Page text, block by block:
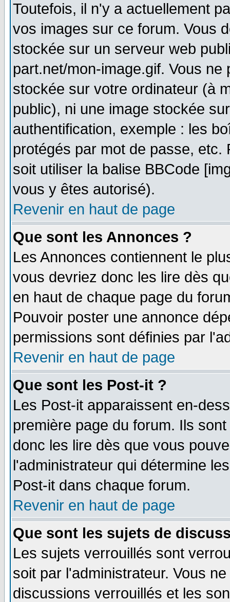
Toutefois, il n'y a actuellement
vos images sur ce forum. Vous
stockée sur un serveur web
part.net/mon-image.gif. Vous
stockée sur votre ordinateur (à
public), ni une image stockée
authentification, exemple : les
protégés par mot de passe,
soit utiliser la balise BBCode
vous y êtes autorisé).
Revenir en haut de page
Que sont les Annonces ?
Les Annonces contiennent le
vous devriez donc les lire dès
en haut de chaque page du
Pouvoir poster une annonce
permissions sont définies par
Revenir en haut de page
Que sont les Post-it ?
Les Post-it apparaissent en-
première page du forum. Ils
donc les lire dès que vous
l'administrateur qui détermine
Post-it dans chaque forum.
Revenir en haut de page
Que sont les sujets de
Les sujets verrouillés sont
soit par l'administrateur. Vous
discussions verrouillés et les